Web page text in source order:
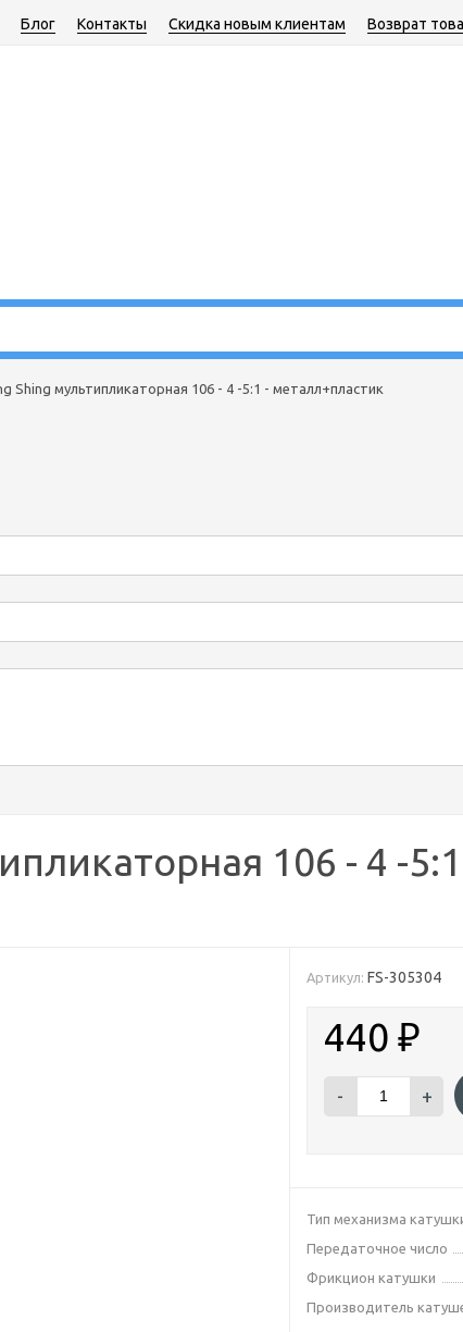
Блог Контакты Скидка новым клиентам Возврат
Shing мультипликаторная 106 - 4 -5:1 - металл+пластик
106 - 4 -
Артикул: FS-305304
440₽
- +
Тип механизма
Передаточное число
Фрикцион катушки
Производитель